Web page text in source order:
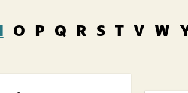
O P Q R S T V W